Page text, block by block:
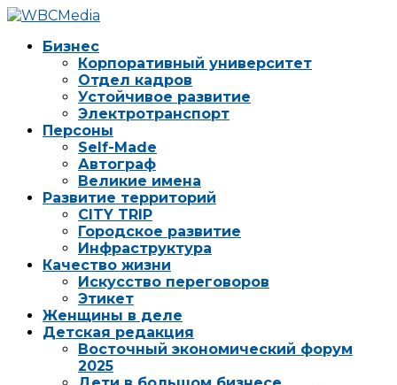
Бизнес
Корпоративный университет
Отдел кадров
Устойчивое развитие
Электротранспорт
Персоны
Self-Made
Автограф
Великие имена
Развитие территорий
CITY TRIP
Городское развитие
Инфраструктура
Качество жизни
Искусство переговоров
Этикет
Женщины в деле
Детская редакция
Восточный экономический форум
2025